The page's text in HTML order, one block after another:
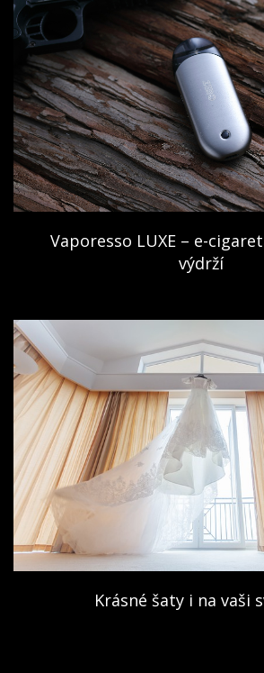
Vaporesso LUXE – e-
výdrží
Krásné šaty i na vaši